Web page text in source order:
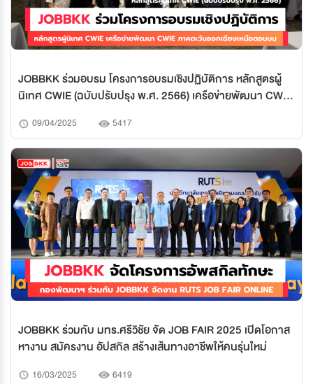
JOBBKK ร่วมอบรม โครงการอบรมเชิงปฏิบัติการ หลักสูตรผู้
นิเทศ CWIE (ฉบับปรับปรุง พ.ศ. 2566) เครือข่ายพัฒนา CWIE
09/04/2025 5417
JOBBKK ร่วมกับ มทร.ศรีวิชัย จัด JOB FAIR 2025 เปิดโอกาส
หางาน สมัครงาน อัปสกิล สร้างเส้นทางอาชีพให้คนรุ่นใหม่
16/03/2025 6419